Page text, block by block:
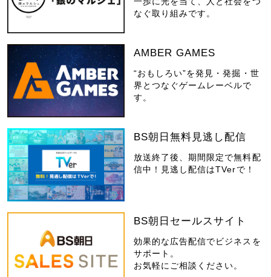
なぐ取り組みです。
AMBER GAMES
“おもしろい”を発見・発掘・世
界とつなぐゲームレーベルで
す。
BS朝日無料見逃し配信
放送終了後、期間限定で無料配
信中！見逃し配信はTVerで！
BS朝日セールスサイト
効果的な広告配信でビジネスを
サポート。
お気軽にご相談ください。